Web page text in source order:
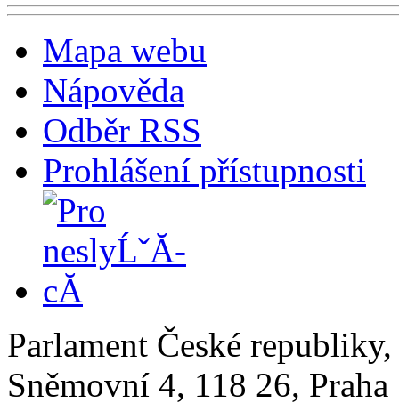
Mapa webu
Nápověda
Odběr RSS
Prohlášení přístupnosti
Parlament České
Sněmovní 4, 118 26,